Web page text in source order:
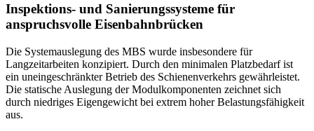
Inspektions- und Sanierungssysteme für
anspruchsvolle Eisenbahnbrücken
Die Systemauslegung des MBS wurde insbesondere für
Langzeitarbeiten konzipiert. Durch den minimalen Platzbedarf ist
ein uneingeschränkter Betrieb des Schienenverkehrs gewährleistet.
Die statische Auslegung der Modulkomponenten zeichnet sich
durch niedriges Eigengewicht bei extrem hoher Belastungsfähigkeit
aus.